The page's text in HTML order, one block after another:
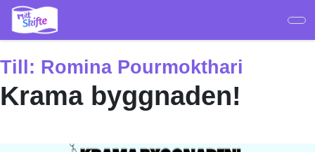
Hoppa
huvudinnehåll
Till: Romina Pourmokthari
Krama byggnaden!